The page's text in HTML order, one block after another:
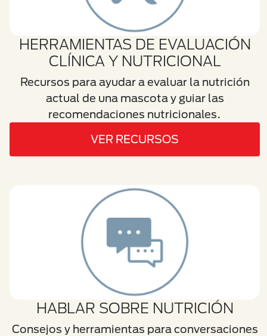
HERRAMIENTAS DE EVALUACIÓN
CLÍNICA Y NUTRICIONAL
Recursos para ayudar a evaluar la nutrición
actual de una mascota y guiar las
recomendaciones nutricionales.
VER RECURSOS
HABLAR SOBRE NUTRICIÓN
Consejos y herramientas para conversaciones